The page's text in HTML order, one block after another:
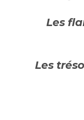
Les
Les